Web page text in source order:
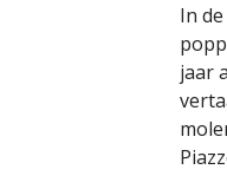
In
jaar